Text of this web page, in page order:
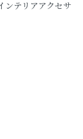
ンテリアアクセサ